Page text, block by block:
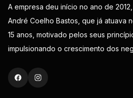
A empresa deu início no ano de
André Coelho Bastos, que já atuava
15 anos, motivado pelos seus
impulsionando o crescimento dos